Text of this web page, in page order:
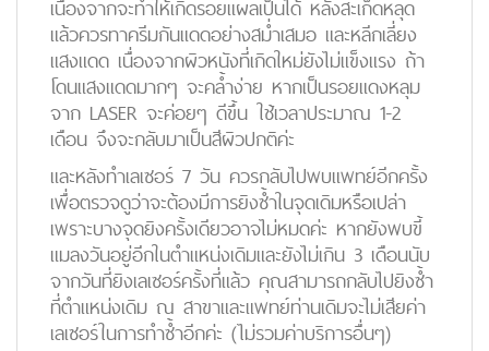
เนื่องจากจะทำให้เกิดรอยแผลเป็นได้ หลังสะเก็ดหลุด
แล้วควรทาครีมกันแดดอย่างสม่ำเสมอ และหลีกเลี่ยง
แสงแดด เนื่องจากผิวหนังที่เกิดใหม่ยังไม่แข็งแรง ถ้า
โดนแสงแดดมากๆ จะคล้ำง่าย หากเป็นรอยแดงหลุม
จาก LASER จะค่อยๆ ดีขึ้น ใช้เวลาประมาณ 1-2
เดือน จึงจะกลับมาเป็นสีผิวปกติค่ะ
และหลังทำเลเซอร์ 7 วัน ควรกลับไปพบแพทย์อีกครั้ง
เพื่อตรวจดูว่าจะต้องมีการยิงซ้ำในจุดเดิมหรือเปล่า
เพราะบางจุดยิงครั้งเดียวอาจไม่หมดค่ะ หากยังพบขี้
แมลงวันอยู่อีกในตำแหน่งเดิมและยังไม่เกิน 3 เดือนนับ
จากวันที่ยิงเลเซอร์ครั้งที่แล้ว คุณสามารถกลับไปยิงซ้ำ
ที่ตำแหน่งเดิม ณ สาขาและแพทย์ท่านเดิมจะไม่เสียค่า
เลเซอร์ในการทำซ้ำอีกค่ะ (ไม่รวมค่าบริการอื่นๆ)